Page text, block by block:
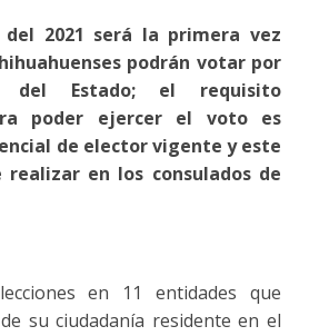
del 2021 será la primera vez
podrán votar por
del Estado; el requisito
poder ejercer el voto es
de elector vigente y este
en los consulados de
en 11 entidades que
su ciudadanía residente en el